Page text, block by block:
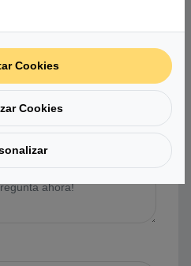
este producto
Cookies
Cookies